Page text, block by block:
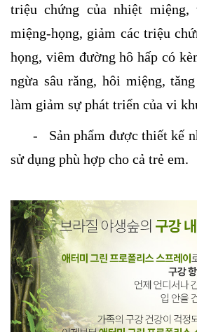
triệu chứng của nhiệt miệng,
miệng-họng, giảm các triệu
họng, viêm đường hô hấp có
ngừa sâu răng, hôi miệng,
làm giảm sự phát triển của vi
- Sản phẩm được thiết kế
sử dụng phù hợp cho cả trẻ em.